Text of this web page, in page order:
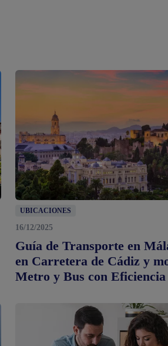
UBICACIONES
16/12/2025
Guía de Transporte en
en Carretera de Cádiz y
Metro y Bus con Eficiencia